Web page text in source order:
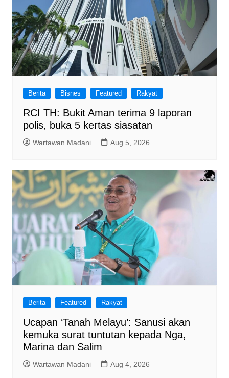
Berita Bisnes Featured Rakyat
RCI TH: Bukit Aman terima 9 laporan
polis, buka 5 kertas siasatan
Wartawan Madani Aug 5, 2026
Berita Featured Rakyat
Ucapan ‘Tanah Melayu’: Sanusi akan
kemuka surat tuntutan kepada Nga,
Marina dan Salim
Wartawan Madani Aug 4, 2026